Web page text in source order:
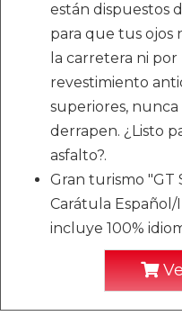
están dispuestos
para que tus ojos
la carretera ni por
revestimiento
superiores, nunca
derrapen. ¿Listo
asfalto?.
Gran turismo "GT
Carátula
incluye 100%